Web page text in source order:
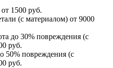
1500 руб.
(с материалом) от 9000
до 30% повреждения (с
руб.
50% повреждения (с
руб.